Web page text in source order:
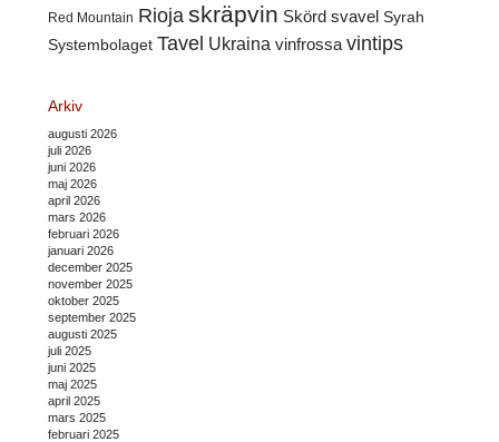
Red Mountain Rioja skräpvin Skörd svavel Syrah
Systembolaget Tavel Ukraina vinfrossa vintips
Arkiv
augusti 2026
juli 2026
juni 2026
maj 2026
april 2026
mars 2026
februari 2026
januari 2026
december 2025
november 2025
oktober 2025
september 2025
augusti 2025
juli 2025
juni 2025
maj 2025
april 2025
mars 2025
februari 2025